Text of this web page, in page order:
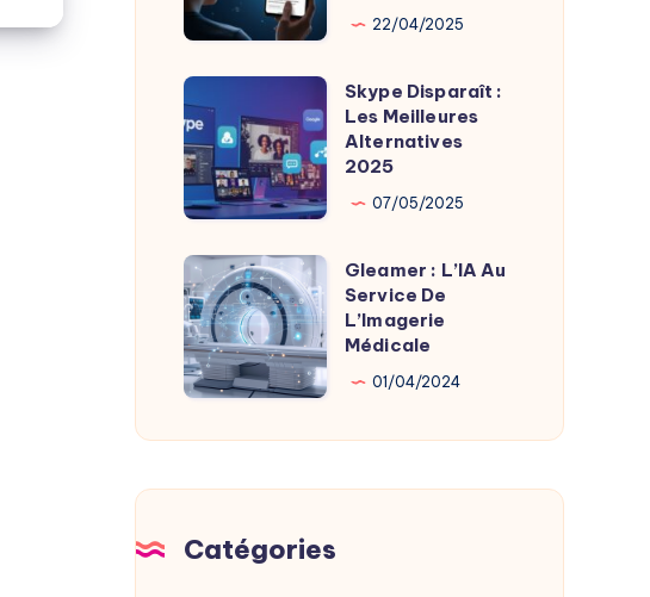
Polémique
Sur
Les
Abonnements
Non
Consentis
22/04/2025
Skype
Disparaît
:
Les
Meilleures
Alternatives
2025
Skype Disparaît :
Les Meilleures
Alternatives
2025
07/05/2025
Gleamer
:
L’IA
Au
Service
De
Gleamer : L’IA Au
Service De
L’Imagerie
Médicale
01/04/2024
Catégories